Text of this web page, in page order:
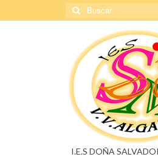
Buscar
por:
I.E.S DOÑA